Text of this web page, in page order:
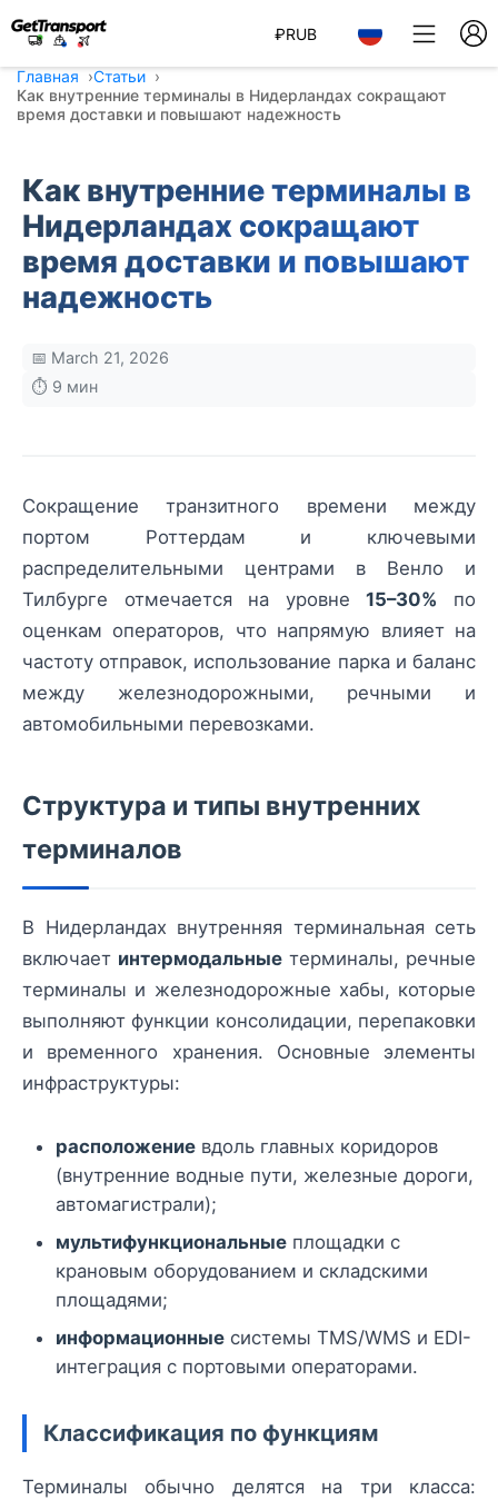
₽RUB
Главная
Статьи
Как внутренние терминалы в Нидерландах сокращают
время доставки и повышают надежность
Как внутренние терминалы в
Нидерландах сокращают
время доставки и повышают
надежность
📅 March 21, 2026
⏱️ 9 мин
Сокращение транзитного времени между
портом Роттердам и ключевыми
распределительными центрами в Венло и
Тилбурге отмечается на уровне15–30% по
оценкам операторов, что напрямую влияет на
частоту отправок, использование парка и баланс
между железнодорожными, речными и
автомобильными перевозками.
Структура и типы внутренних
терминалов
В Нидерландах внутренняя терминальная сеть
включает интермодальные терминалы, речные
терминалы и железнодорожные хабы, которые
выполняют функции консолидации, перепаковки
и временного хранения. Основные элементы
инфраструктуры:
расположение вдоль главных коридоров
(внутренние водные пути, железные дороги,
автомагистрали);
мультифункциональные площадки с
крановым оборудованием и складскими
площадями;
информационные системы TMS/WMS и EDI-
интеграция с портовыми операторами.
Классификация по функциям
Терминалы обычно делятся на три класса: